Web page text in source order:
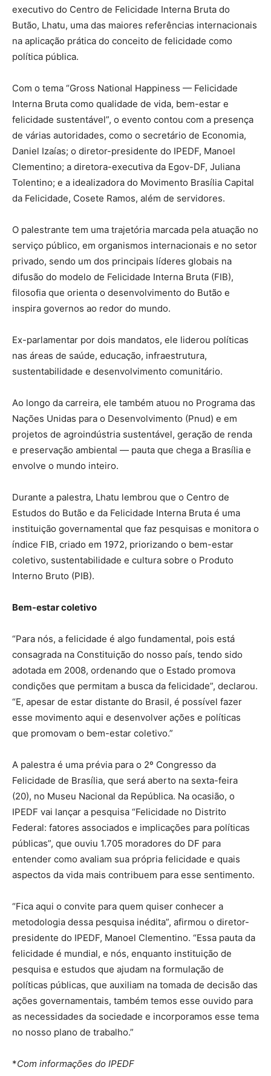
executivo do Centro de Felicidade Interna Bruta do
Butão, Lhatu, uma das maiores referências internacionais
na aplicação prática do conceito de felicidade como
política pública.
Com o tema “Gross National Happiness — Felicidade
Interna Bruta como qualidade de vida, bem-estar e
felicidade sustentável”, o evento contou com a presença
de várias autoridades, como o secretário de Economia,
Daniel Izaías; o diretor-presidente do IPEDF, Manoel
Clementino; a diretora-executiva da Egov-DF, Juliana
Tolentino; e a idealizadora do Movimento Brasília Capital
da Felicidade, Cosete Ramos, além de servidores.
O palestrante tem uma trajetória marcada pela atuação no
serviço público, em organismos internacionais e no setor
privado, sendo um dos principais líderes globais na
difusão do modelo de Felicidade Interna Bruta (FIB),
filosofia que orienta o desenvolvimento do Butão e
inspira governos ao redor do mundo.
Ex-parlamentar por dois mandatos, ele liderou políticas
nas áreas de saúde, educação, infraestrutura,
sustentabilidade e desenvolvimento comunitário.
Ao longo da carreira, ele também atuou no Programa das
Nações Unidas para o Desenvolvimento (Pnud) e em
projetos de agroindústria sustentável, geração de renda
e preservação ambiental — pauta que chega a Brasília e
envolve o mundo inteiro.
Durante a palestra, Lhatu lembrou que o Centro de
Estudos do Butão e da Felicidade Interna Bruta é uma
instituição governamental que faz pesquisas e monitora o
índice FIB, criado em 1972, priorizando o bem-estar
coletivo, sustentabilidade e cultura sobre o Produto
Interno Bruto (PIB).
Bem-estar coletivo
“Para nós, a felicidade é algo fundamental, pois está
consagrada na Constituição do nosso país, tendo sido
adotada em 2008, ordenando que o Estado promova
condições que permitam a busca da felicidade”, declarou.
“E, apesar de estar distante do Brasil, é possível fazer
esse movimento aqui e desenvolver ações e políticas
que promovam o bem-estar coletivo.”
A palestra é uma prévia para o 2º Congresso da
Felicidade de Brasília, que será aberto na sexta-feira
(20), no Museu Nacional da República. Na ocasião, o
IPEDF vai lançar a pesquisa “Felicidade no Distrito
Federal: fatores associados e implicações para políticas
públicas”, que ouviu 1.705 moradores do DF para
entender como avaliam sua própria felicidade e quais
aspectos da vida mais contribuem para esse sentimento.
“Fica aqui o convite para quem quiser conhecer a
metodologia dessa pesquisa inédita”, afirmou o diretor-
presidente do IPEDF, Manoel Clementino. “Essa pauta da
felicidade é mundial, e nós, enquanto instituição de
pesquisa e estudos que ajudam na formulação de
políticas públicas, que auxiliam na tomada de decisão das
ações governamentais, também temos esse ouvido para
as necessidades da sociedade e incorporamos esse tema
no nosso plano de trabalho.”
*Com informações do IPEDF